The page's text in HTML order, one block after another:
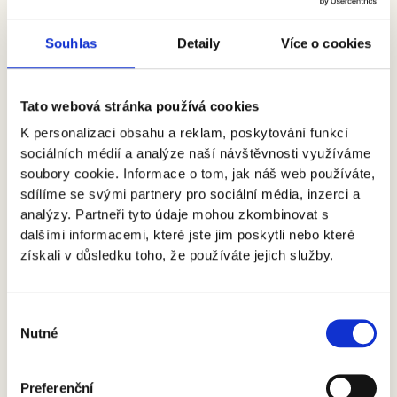
Souhlas Detaily Více o cookies
Tato webová stránka používá cookies
K personalizaci obsahu a reklam, poskytování funkcí
sociálních médií a analýze naší návštěvnosti využíváme
soubory cookie. Informace o tom, jak náš web používáte,
sdílíme se svými partnery pro sociální média, inzerci a
analýzy. Partneři tyto údaje mohou zkombinovat s
dalšími informacemi, které jste jim poskytli nebo které
získali v důsledku toho, že používáte jejich služby.
souhlasu
Nutné
Preferenční
vnitřní potřeby Společnosti a může být použit na webových
rámci prezentace činnosti Společnosti. U Záznamu může být
uvedeno jméno vyobrazených osob. Subjekt údajů může
(biometrickými údaji) nebyl zveřejněn, nebo aby takový
10) V případě, že bude vizuální či audiovizuální záznam
použit pro jiné účely, Společnost si vyžádá výslovný souhlas
osob vyobrazených na takovém záznamu.
Právo na informace
11) Právem subjektu údajů je požádat Společnost o
zdarma nejpozději ve lhůtě 30 dnů, v mimořádných situacích
pak nejpozději ve lhůtě 90 dnů. O prodloužení lhůty v
mimořádných případech bude subjekt údajů včas informován.
o něm Společnost eviduje, může Společnost přiměřeným